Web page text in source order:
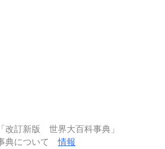
改訂新版 世界大百科事典」
典について情報